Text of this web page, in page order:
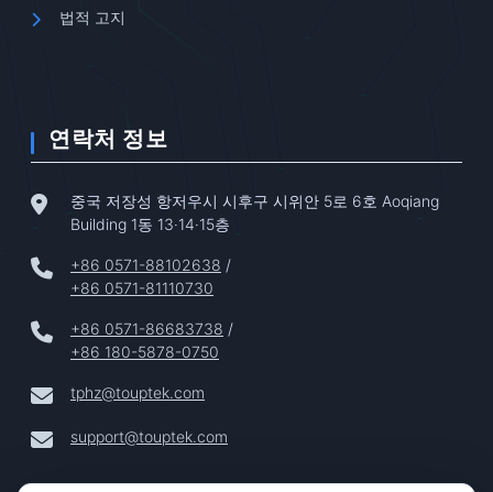
법적 고지
연락처 정보
중국 저장성 항저우시 시후구 시위안 5로 6호 Aoqiang
Building 1동 13·14·15층
+86 0571-88102638 /
+86 0571-81110730
+86 0571-86683738 /
+86 180-5878-0750
tphz@touptek.com
support@touptek.com